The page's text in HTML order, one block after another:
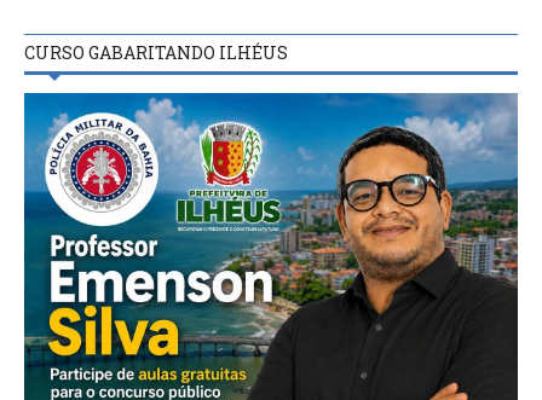
CURSO GABARITANDO ILHÉUS